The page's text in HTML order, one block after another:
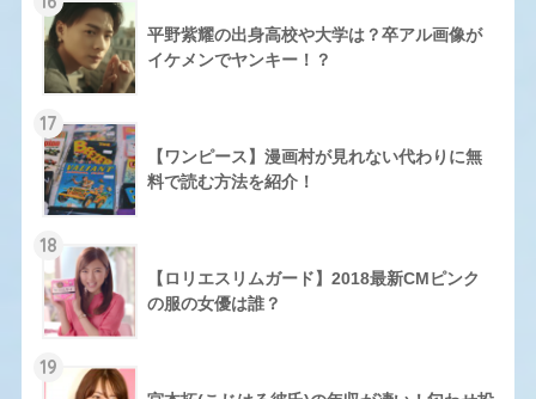
平野紫耀の出身高校や大学は？卒アル画像が
イケメンでヤンキー！？
17
【ワンピース】漫画村が見れない代わりに無
料で読む方法を紹介！
18
【ロリエスリムガード】2018最新CMピンク
の服の女優は誰？
19